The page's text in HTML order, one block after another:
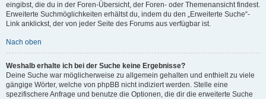
eingibst, die du in der Foren-Übersicht, der Foren- oder Themenansicht findest.
Erweiterte Suchmöglichkeiten erhältst du, indem du den „Erweiterte Suche“-
Link anklickst, der von jeder Seite des Forums aus verfügbar ist.
Nach oben
Weshalb erhalte ich bei der Suche keine Ergebnisse?
Deine Suche war möglicherweise zu allgemein gehalten und enthielt zu viele
gängige Wörter, welche von phpBB nicht indiziert werden. Stelle eine
spezifischere Anfrage und benutze die Optionen, die dir die erweiterte Suche